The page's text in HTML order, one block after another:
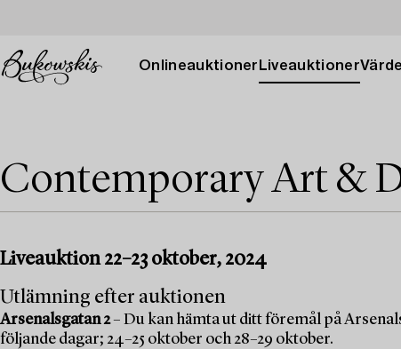
Onlineauktioner Liveauktioner
Contemporary Art &
Liveauktion 22–23 oktober, 2024
Utlämning efter auktionen
Arsenalsgatan 2– Du kan hämta ut ditt föremål på
följande dagar; 24–25 oktober och 28–29 oktober.